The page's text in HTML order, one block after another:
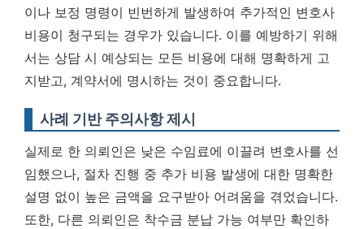
이나 보정 명령이 빈번하게 발생하여 추가적인 변호사
비용이 청구되는 경우가 있습니다. 이를 예방하기 위해
서는 상담 시 예상되는 모든 비용에 대해 명확하게 고
지받고, 계약서에 명시하는 것이 중요합니다.
사례 기반 주의사항 제시
실제로 한 의뢰인은 낮은 수임료에 이끌려 변호사를 선
임했으나, 절차 진행 중 추가 비용 발생에 대한 명확한
설명 없이 높은 금액을 요구받아 어려움을 겪었습니다.
또한, 다른 의뢰인은 착수금 분납 가능 여부만 확인하